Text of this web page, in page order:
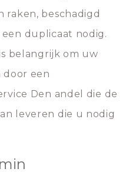
beschadigd
duplicaat nodig.
belangrijk om uw
een
Den andel die de
leveren die u nodig